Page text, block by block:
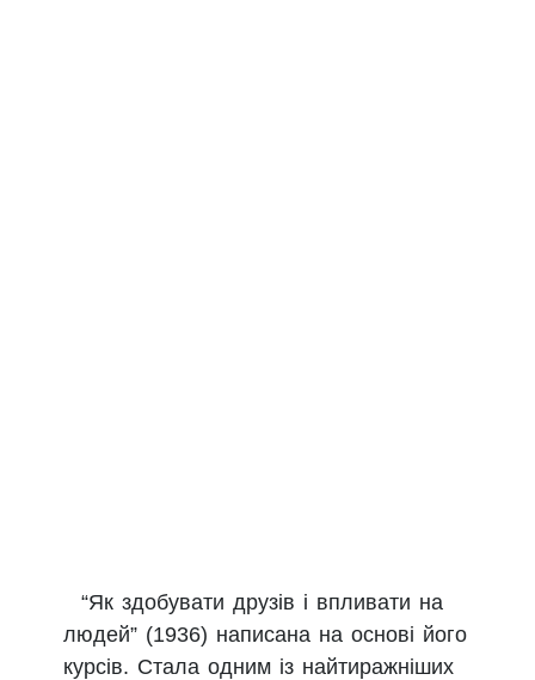
“Як здобувати друзів і впливати на
людей” (1936) написана на основі його
курсів. Стала одним із найтиражніших